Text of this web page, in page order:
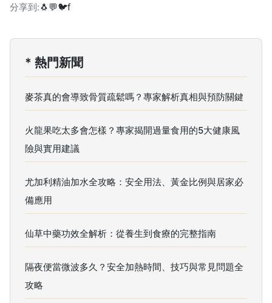
分享到:🐧💬🐦f
* 熱門新聞
麥茶真的會導致骨質疏鬆嗎？專家解析真相與預防關鍵
火龍果吃太多會怎樣？專家揭開過量食用的5大健康風
險與實用建議
尤加利精油加水全攻略：安全用法、黃金比例與居家必
備應用
仙草中藥功效全解析：從養生到食療的完整指南
隔夜便當微波多久？安全加熱時間、技巧與常見問題全
攻略